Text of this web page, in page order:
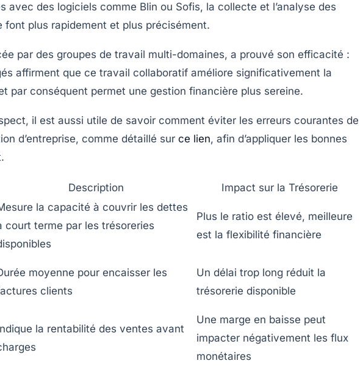
avec des logiciels comme Blin ou Sofis, la collecte et l’analyse des
font plus rapidement et plus précisément.
par des groupes de travail multi-domaines, a prouvé son efficacité :
affirment que ce travail collaboratif améliore significativement la
par conséquent permet une gestion financière plus sereine.
il est aussi utile de savoir comment éviter les erreurs courantes de
d’entreprise, comme détaillé sur ce lien, afin d’appliquer les bonnes
Description Impact sur la Trésorerie
la capacité à couvrir les dettes
court terme par les trésoreries
Plus le ratio est élevé, meilleure
est la flexibilité financière
moyenne pour encaisser les
clients
Un délai trop long réduit la
trésorerie disponible
la rentabilité des ventes avant
Une marge en baisse peut
impacter négativement les flux
monétaires